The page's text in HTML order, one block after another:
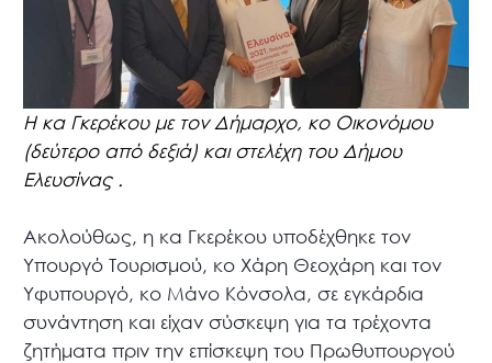
Η κα Γκερέκου με τον Δήμαρχο, κο Οικονόμου
(δεύτερο από δεξιά) και στελέχη του Δήμου
Ελευσίνας .
Ακολούθως, η κα Γκερέκου υποδέχθηκε τον
Υπουργό Τουρισμού, κο Χάρη Θεοχάρη και τον
Υφυπουργό, κο Μάνο Κόνσολα, σε εγκάρδια
συνάντηση και είχαν σύσκεψη για τα τρέχοντα
ζητήματα πριν την επίσκεψη του Πρωθυπουργού